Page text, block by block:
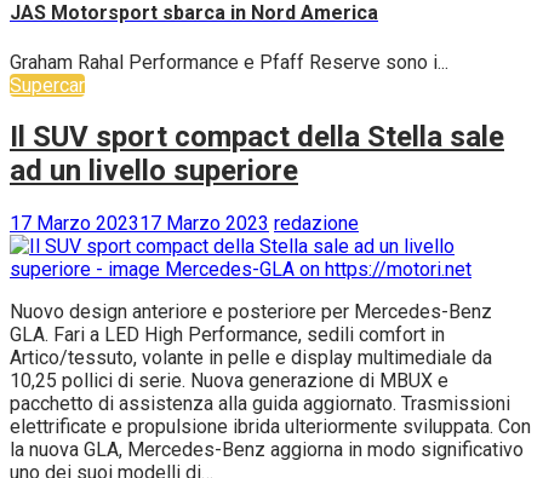
JAS Motorsport sbarca in Nord America
Graham Rahal Performance e Pfaff Reserve sono i...
Supercar
Il SUV sport compact della Stella sale
ad un livello superiore
17 Marzo 202317 Marzo 2023 redazione
Nuovo design anteriore e posteriore per Mercedes-Benz
GLA. Fari a LED High Performance, sedili comfort in
Artico/tessuto, volante in pelle e display multimediale da
10,25 pollici di serie. Nuova generazione di MBUX e
pacchetto di assistenza alla guida aggiornato. Trasmissioni
elettrificate e propulsione ibrida ulteriormente sviluppata. Con
la nuova GLA, Mercedes-Benz aggiorna in modo significativo
uno dei suoi modelli di…